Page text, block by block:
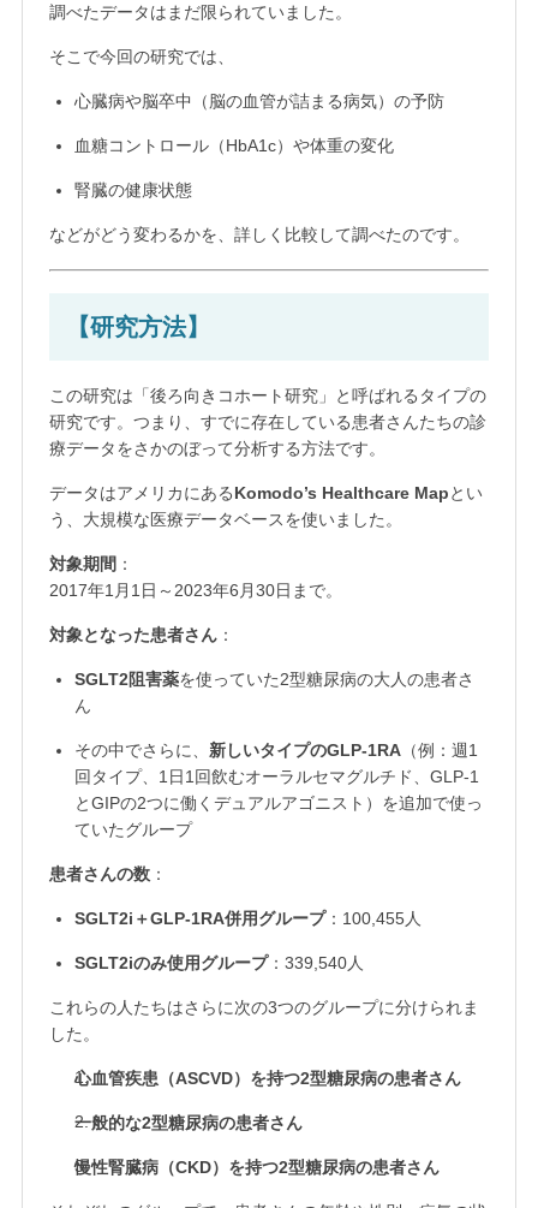
調べたデータはまだ限られていました。
そこで今回の研究では、
心臓病や脳卒中（脳の血管が詰まる病気）の予防
血糖コントロール（HbA1c）や体重の変化
腎臓の健康状態
などがどう変わるかを、詳しく比較して調べたのです。
【研究方法】
この研究は「後ろ向きコホート研究」と呼ばれるタイプの
研究です。つまり、すでに存在している患者さんたちの診
療データをさかのぼって分析する方法です。
データはアメリカにあるKomodo’s Healthcare Mapとい
う、大規模な医療データベースを使いました。
対象期間 ：
2017年1月1日～2023年6月30日まで。
対象となった患者さん ：
SGLT2阻害薬を使っていた2型糖尿病の大人の患者さ
ん
その中でさらに、新しいタイプのGLP-1RA （例：週1
回タイプ、1日1回飲むオーラルセマグルチド、GLP-1
とGIPの2つに働くデュアルアゴニスト）を追加で使っ
ていたグループ
患者さんの数 ：
SGLT2i＋GLP-1RA併用グループ：100,455人
SGLT2iのみ使用グループ：339,540人
これらの人たちはさらに次の3つのグループに分けられま
した。
心血管疾患（ASCVD）を持つ2型糖尿病の患者さん
一般的な2型糖尿病の患者さん
慢性腎臓病（CKD）を持つ2型糖尿病の患者さん